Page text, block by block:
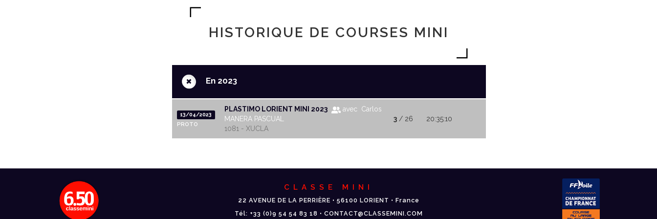
HISTORIQUE DE COURSES MINI
+ En 2023
13/04/2023
PROTO
PLASTIMO LORIENT MINI 2023
avec Carlos
MANERA PASCUAL
1081 - XUCLA
3 / 26 20:35:10
CLASSE MINI
22 AVENUE DE LA PERRIÈRE • 56100 LORIENT • France
Tél: +33 (0)9 54 54 83 18 • CONTACT@CLASSEMINI.COM